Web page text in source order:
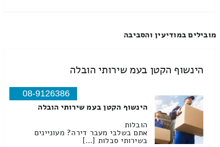
מובילים במודיעין והסביבה
הינשוף הקטן בעמ שירותי הובלה
08-9126386
הינשוף הקטן בעמ שירותי הובלה
הובלות
אתם בשלבי מעבר דירה? מעוניינים
בשירותי סבלות […]